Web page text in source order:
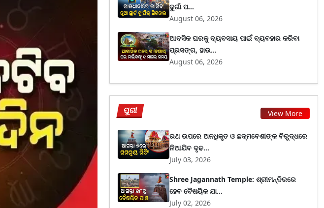
ଦୁର୍ଗା ପ...
August 06, 2026
ଆବସିକ ଘରକୁ ବ୍ୟବସାୟ ପାଇଁ ବ୍ୟବହାର କରିବା
ପ୍ରସଙ୍ଗ, ହାଉ...
August 06, 2026
ପୁରୀ View More
ରଥ ଉପରେ ଅନଧିକୃତ ଓ ଛଦ୍ମବେଶୀଙ୍କ ବିରୁଦ୍ଧରେ
ନିଆଯିବ ଦୃଢ...
July 03, 2026
Shree Jagannath Temple: ଶ୍ରୀମନ୍ଦିରରେ
ହେବ ବୈଷୟିକ ଯା...
July 02, 2026